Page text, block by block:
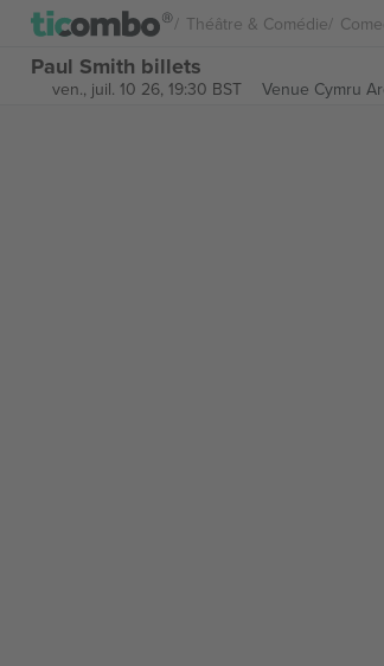
Théâtre & Comédie
Paul Smith billets
ven., juil. 10 26, 19:30 BST Venue Cymru